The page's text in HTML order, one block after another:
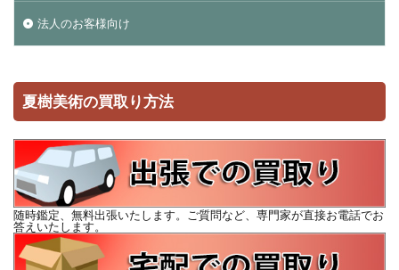
法人のお客様向け
夏樹美術の買取り方法
随時鑑定、無料出張いたします。ご質問など、専門家が直接お電話でお
答えいたします。